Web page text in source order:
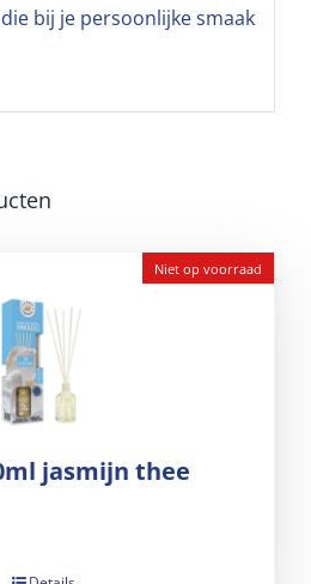
bij je persoonlijke smaak
Niet op voorraad
jasmijn thee